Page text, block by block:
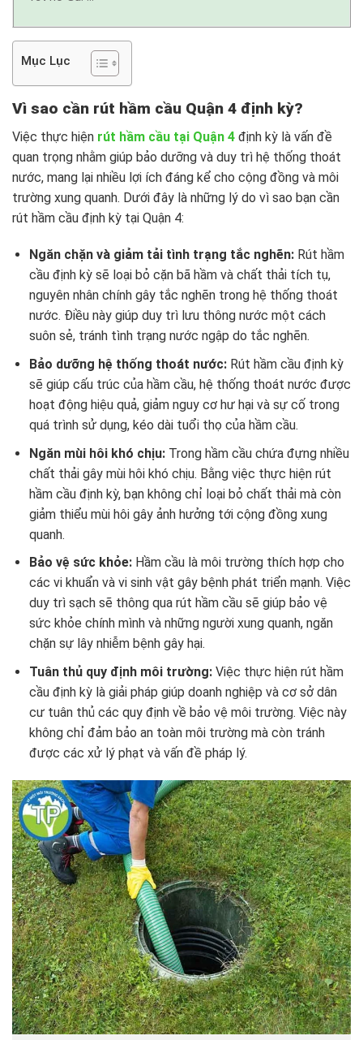
Mục Lục
Vì sao cần rút hầm cầu Quận 4 định kỳ?
Việc thực hiện rút hầm cầu tại Quận 4 định kỳ là vấn đề
quan trọng nhằm giúp bảo dưỡng và duy trì hệ thống thoát
nước, mang lại nhiều lợi ích đáng kể cho cộng đồng và môi
trường xung quanh. Dưới đây là những lý do vì sao bạn cần
rút hầm cầu định kỳ tại Quận 4:
Ngăn chặn và giảm tải tình trạng tắc nghẽn: Rút hầm
cầu định kỳ sẽ loại bỏ cặn bã hầm và chất thải tích tụ,
nguyên nhân chính gây tắc nghẽn trong hệ thống thoát
nước. Điều này giúp duy trì lưu thông nước một cách
suôn sẻ, tránh tình trạng nước ngập do tắc nghẽn.
Bảo dưỡng hệ thống thoát nước:Rút hầm cầu định kỳ
sẽ giúp cấu trúc của hầm cầu, hệ thống thoát nước được
hoạt động hiệu quả, giảm nguy cơ hư hại và sự cố trong
quá trình sử dụng, kéo dài tuổi thọ của hầm cầu.
Ngăn mùi hôi khó chịu: Trong hầm cầu chứa đựng nhiều
chất thải gây mùi hôi khó chịu. Bằng việc thực hiện rút
hầm cầu định kỳ, bạn không chỉ loại bỏ chất thải mà còn
giảm thiểu mùi hôi gây ảnh hưởng tới cộng đồng xung
quanh.
Bảo vệ sức khỏe: Hầm cầu là môi trường thích hợp cho
các vi khuẩn và vi sinh vật gây bệnh phát triển mạnh. Việc
duy trì sạch sẽ thông qua rút hầm cầu sẽ giúp bảo vệ
sức khỏe chính mình và những người xung quanh, ngăn
chặn sự lây nhiễm bệnh gây hại.
Tuân thủ quy định môi trường: Việc thực hiện rút hầm
cầu định kỳ là giải pháp giúp doanh nghiệp và cơ sở dân
cư tuân thủ các quy định về bảo vệ môi trường. Việc này
không chỉ đảm bảo an toàn môi trường mà còn tránh
được các xử lý phạt và vấn đề pháp lý.